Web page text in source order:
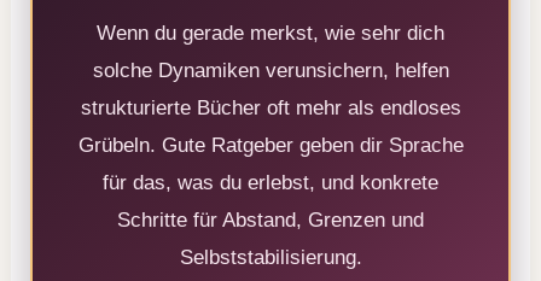
Wenn du gerade merkst, wie sehr dich
solche Dynamiken verunsichern, helfen
strukturierte Bücher oft mehr als endloses
Grübeln. Gute Ratgeber geben dir Sprache
für das, was du erlebst, und konkrete
Schritte für Abstand, Grenzen und
Selbststabilisierung.